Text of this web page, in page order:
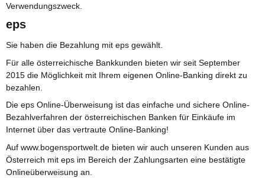
Verwendungszweck.
eps
Sie haben die Bezahlung mit eps gewählt.
Für alle österreichische Bankkunden bieten wir seit September
2015 die Möglichkeit mit Ihrem eigenen Online-Banking direkt zu
bezahlen.
Die eps Online-Überweisung ist das einfache und sichere Online-
Bezahlverfahren der österreichischen Banken für Einkäufe im
Internet über das vertraute Online-Banking!
Auf www.bogensportwelt.de bieten wir auch unseren Kunden aus
Österreich mit eps im Bereich der Zahlungsarten eine bestätigte
Onlineüberweisung an.